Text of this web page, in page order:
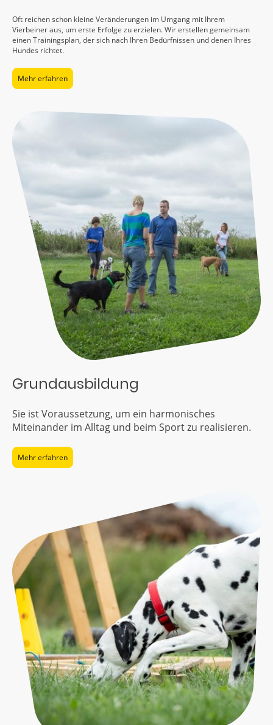
Oft reichen schon kleine Veränderungen im Umgang mit Ihrem
Vierbeiner aus, um erste Erfolge zu erzielen. Wir erstellen gemeinsam
einen Trainingsplan, der sich nach Ihren Bedürfnissen und denen Ihres
Hundes richtet.
Mehr erfahren
Grundausbildung
Sie ist Voraussetzung, um ein harmonisches
Miteinander im Alltag und beim Sport zu realisieren.
Mehr erfahren